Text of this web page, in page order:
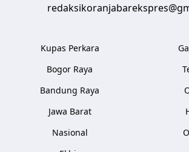
Kupas Perkara
Bogor Raya
Bandung Raya
Jawa Barat
Nasional